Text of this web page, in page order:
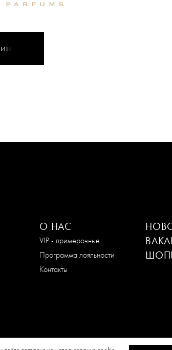
О НАС
VIP - примерочные
Программа лояльности
Контакты